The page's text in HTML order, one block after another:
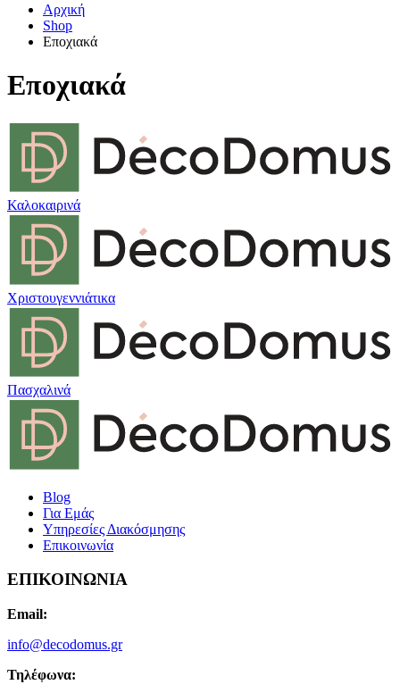
Αρχική
Shop
Εποχιακά
Εποχιακά
Καλοκαιρινά
Χριστουγεννιάτικα
Πασχαλινά
Blog
Για Εμάς
Υπηρεσίες Διακόσμησης
Επικοινωνία
ΕΠΙΚΟΙΝΩΝΙΑ
Email:
info@decodomus.gr
Τηλέφωνα: